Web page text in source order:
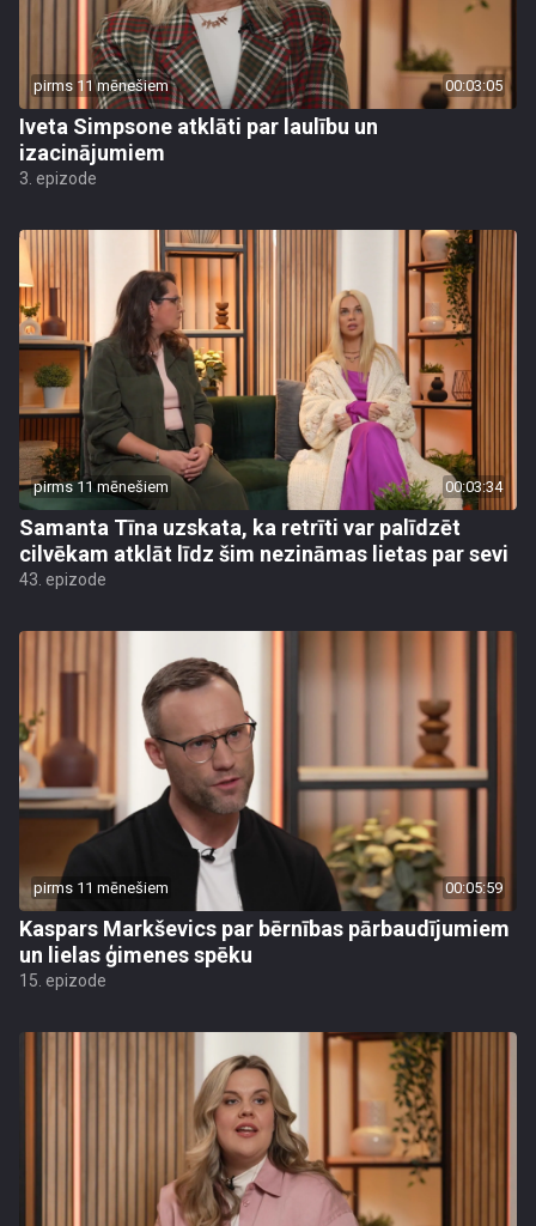
pirms 11 mēnešiem 00:03:05
Iveta Simpsone atklāti par laulību un
izacinājumiem
3. epizode
pirms 11 mēnešiem 00:03:34
Samanta Tīna uzskata, ka retrīti var palīdzēt
cilvēkam atklāt līdz šim nezināmas lietas par sevi
43. epizode
pirms 11 mēnešiem 00:05:59
Kaspars Markševics par bērnības pārbaudījumiem
un lielas ģimenes spēku
15. epizode